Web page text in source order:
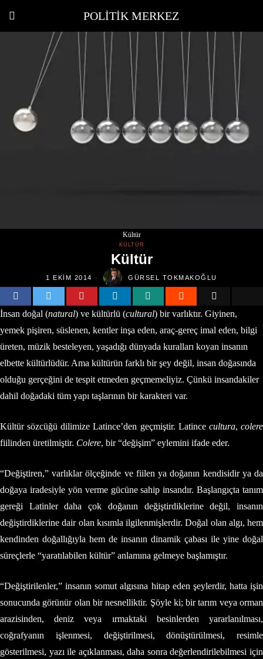
POLITIK MERKEZ
Kültür
KÜLTÜR
Kültür
1 EKIM 2014 GÜRSEL TOKMAKOĞLU
İnsan doğal (natural) ve kültürlü (cultural) bir varlıktır. Giyinen,
yemek pişiren, süslenen, kentler inşa eden, araç-gereç imal eden, bilgi
üreten, müzik besteleyen, yaşadığı dünyada kuralları koyan insanın
elbette kültürlüdür. Ama kültürün farklı bir şey değil, insan doğasında
olduğu gerçeğini de tespit etmeden geçmemeliyiz. Çünkü insandakiler
dahil doğadaki tüm yapı taşlarının bir karakteri var.
Kültür sözcüğü dilimize Latince’den geçmiştir. Latince cultura,colere
fiilinden üretilmiştir. Colere, bir “değişim” eylemini ifade eder.
“Değiştiren,” varlıklar ölçeğinde ve fiilen ya doğanın kendisidir ya da
doğaya iradesiyle yön verme gücüne sahip insandır. Başlangıçta tanım
gereği Latinler daha çok doğanın değiştirdiklerine değil, insanın
değiştirdiklerine dair olan kısımla ilgilenmişlerdir. Doğal olan algı, hem
kendinden doğallığıyla hem de insanın dinamik çabası ile yine doğal
süreçlerle “yaratılabilen kültür” anlamına gelmeye başlamıştır.
“Değiştirilenler,” insanın somut algısına hitap eden şeylerdir, hatta işin
sonucunda görünür olan bir nesnelliktir. Şöyle ki; bir tarım veya orman
arazisinden, deniz veya ırmaktaki besinlerden yararlanılması,
coğrafyanın işlenmesi, değiştirilmesi, dönüştürülmesi, resimle
gösterilmesi, yazı ile açıklanması, daha sonra değerlendirilebilmesi için